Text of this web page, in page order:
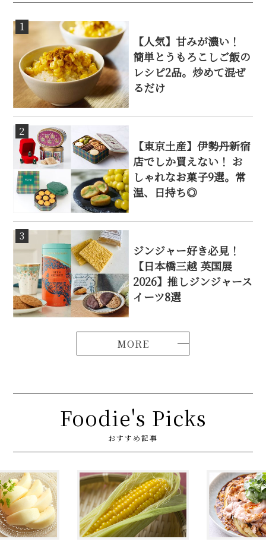
1
【人気】甘みが濃い！
簡単とうもろこしご飯の
レシピ2品。炒めて混ぜ
るだけ
2
【東京土産】伊勢丹新宿
店でしか買えない！ お
しゃれなお菓子9選。常
温、日持ち◎
3
ジンジャー好き必見！
【日本橋三越 英国展
2026】推しジンジャース
イーツ8選
Foodie's Picks
おすすめ記事